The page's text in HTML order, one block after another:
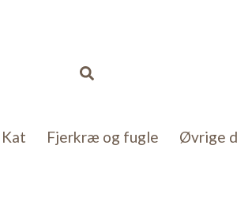
Søg
Kat Fjerkræ og fugle Øvrige